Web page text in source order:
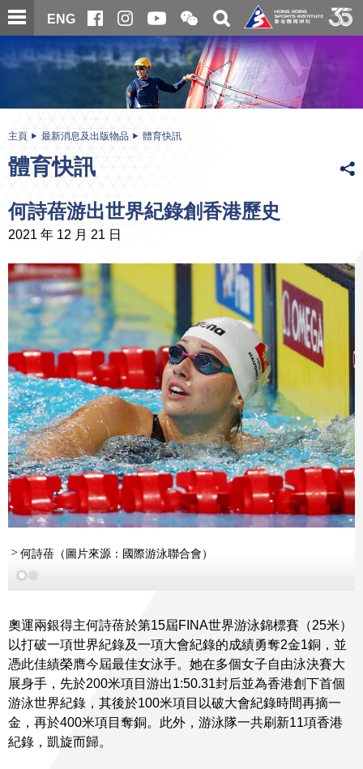
跳
至
內
ENG
開
合
微
信
二
維
碼
關
搜
尋
内
主頁 最新消息及出版物品 體育快訊
體育快訊
何詩蓓游出世界紀錄創香港歷史
2021 年 12 月 21 日
何詩蓓（圖片來源：國際游泳聯合會）
奧運兩銀得主何詩蓓於第15屆FINA世界游泳錦標賽（25米）
以打破一項世界紀錄及一項大會紀錄的成績勇奪2金1銅，並
憑此佳績榮膺今屆最佳女泳手。她在多個女子自由泳決賽大
展身手，先於200米項目游出1:50.31封后並為香港創下首個
游泳世界紀錄，其後於100米項目以破大會紀錄時間再摘一
金，再於400米項目奪銅。此外，游泳隊一共刷新11項香港
紀錄，凱旋而歸。